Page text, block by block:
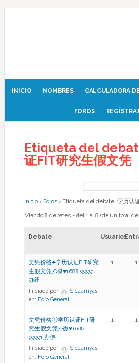
INICIO NOMBRES CALCULADORA
FOROS
Etiqueta del
证FIT研究生假文凭
Inicio › Foros › Etiqueta del debate: 学历认
Viendo 8 debates - del 1 al 8 (de un total de
Debate Usuarios
文凭价格♣学历认证FIT研究
生假文凭,Q微♥1688 99991,
办纽
Iniciado por:
Sidaamyas
en: Foro General
1 1
文凭价格ⓛ学历认证FIT研
究生假文凭,Q微♥1688
99991,办佛
Iniciado por:
Sidaamyas
en: Foro General
1 1